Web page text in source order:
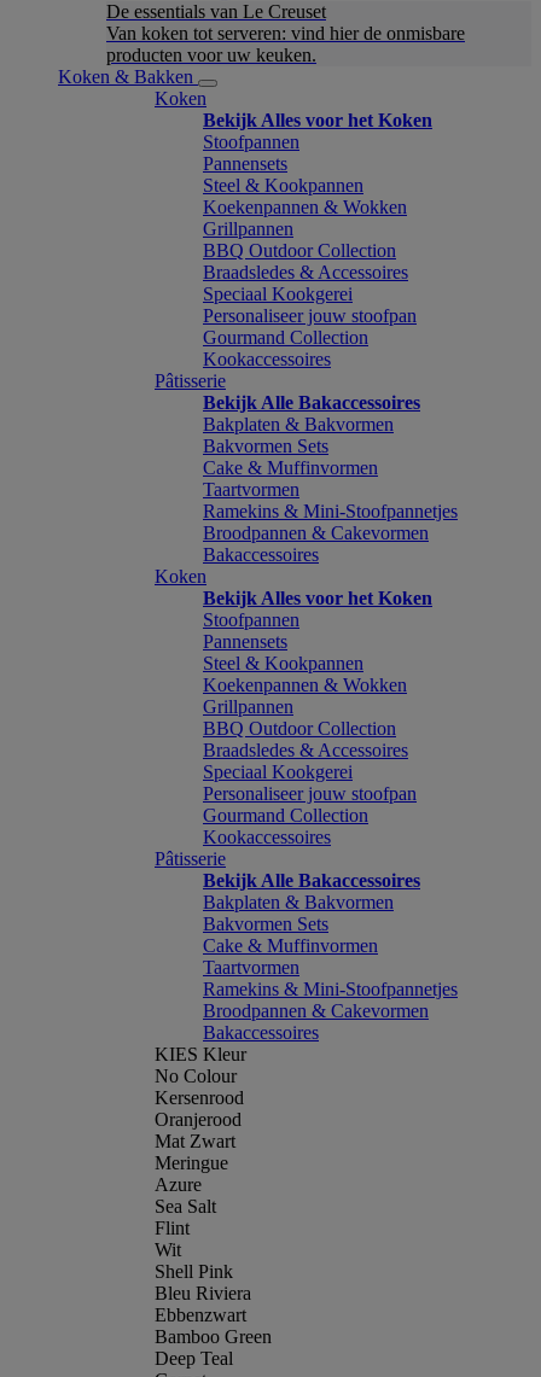
De essentials van Le Creuset
Van koken tot serveren: vind hier de onmisbare
producten voor uw keuken.
Koken & Bakken
Koken
Bekijk Alles voor het Koken
Stoofpannen
Pannensets
Steel & Kookpannen
Koekenpannen & Wokken
Grillpannen
BBQ Outdoor Collection
Braadsledes & Accessoires
Speciaal Kookgerei
Personaliseer jouw stoofpan
Gourmand Collection
Kookaccessoires
Pâtisserie
Bekijk Alle Bakaccessoires
Bakplaten & Bakvormen
Bakvormen Sets
Cake & Muffinvormen
Taartvormen
Ramekins & Mini-Stoofpannetjes
Broodpannen & Cakevormen
Bakaccessoires
Koken
Bekijk Alles voor het Koken
Stoofpannen
Pannensets
Steel & Kookpannen
Koekenpannen & Wokken
Grillpannen
BBQ Outdoor Collection
Braadsledes & Accessoires
Speciaal Kookgerei
Personaliseer jouw stoofpan
Gourmand Collection
Kookaccessoires
Pâtisserie
Bekijk Alle Bakaccessoires
Bakplaten & Bakvormen
Bakvormen Sets
Cake & Muffinvormen
Taartvormen
Ramekins & Mini-Stoofpannetjes
Broodpannen & Cakevormen
Bakaccessoires
KIES Kleur
No Colour
Kersenrood
Oranjerood
Mat Zwart
Meringue
Azure
Sea Salt
Flint
Wit
Shell Pink
Bleu Riviera
Ebbenzwart
Bamboo Green
Deep Teal